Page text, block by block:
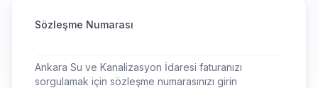
Sözleşme Numarası
Ankara Su ve Kanalizasyon İdaresi faturanızı
sorgulamak için sözleşme numarasınızı girin